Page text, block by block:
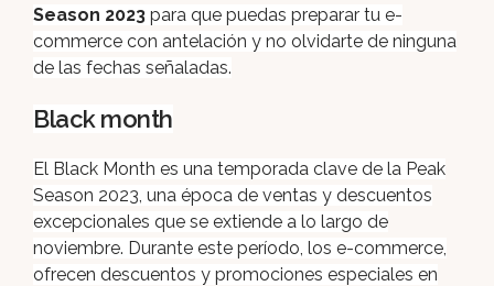
Season 2023 para que puedas preparar tu e-
commerce con antelación y no olvidarte de ninguna
de las fechas señaladas.
Black month
El Black Month es una temporada clave de la Peak
Season 2023, una época de ventas y descuentos
excepcionales que se extiende a lo largo de
noviembre. Durante este período, los e-commerce,
ofrecen descuentos y promociones especiales en